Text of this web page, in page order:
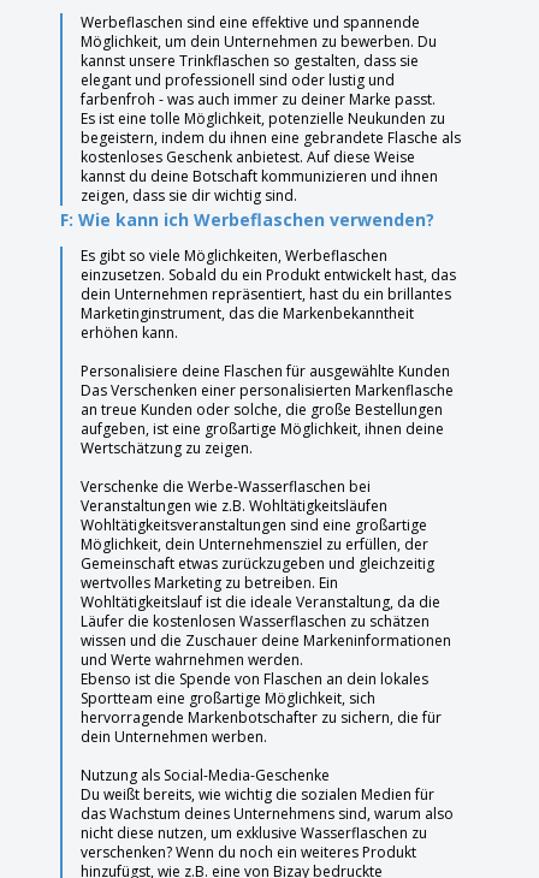
Werbeflaschen sind eine effektive und spannende
Möglichkeit, um dein Unternehmen zu bewerben. Du
kannst unsere Trinkflaschen so gestalten, dass sie
elegant und professionell sind oder lustig und
farbenfroh - was auch immer zu deiner Marke passt.
Es ist eine tolle Möglichkeit, potenzielle Neukunden zu
begeistern, indem du ihnen eine gebrandete Flasche als
kostenloses Geschenk anbietest. Auf diese Weise
kannst du deine Botschaft kommunizieren und ihnen
zeigen, dass sie dir wichtig sind.
F: Wie kann ich Werbeflaschen verwenden?
Es gibt so viele Möglichkeiten, Werbeflaschen
einzusetzen. Sobald du ein Produkt entwickelt hast, das
dein Unternehmen repräsentiert, hast du ein brillantes
Marketinginstrument, das die Markenbekanntheit
erhöhen kann.
Personalisiere deine Flaschen für ausgewählte Kunden
Das Verschenken einer personalisierten Markenflasche
an treue Kunden oder solche, die große Bestellungen
aufgeben, ist eine großartige Möglichkeit, ihnen deine
Wertschätzung zu zeigen.
Verschenke die Werbe-Wasserflaschen bei
Veranstaltungen wie z.B. Wohltätigkeitsläufen
Wohltätigkeitsveranstaltungen sind eine großartige
Möglichkeit, dein Unternehmensziel zu erfüllen, der
Gemeinschaft etwas zurückzugeben und gleichzeitig
wertvolles Marketing zu betreiben. Ein
Wohltätigkeitslauf ist die ideale Veranstaltung, da die
Läufer die kostenlosen Wasserflaschen zu schätzen
wissen und die Zuschauer deine Markeninformationen
und Werte wahrnehmen werden.
Ebenso ist die Spende von Flaschen an dein lokales
Sportteam eine großartige Möglichkeit, sich
hervorragende Markenbotschafter zu sichern, die für
dein Unternehmen werben.
Nutzung als Social-Media-Geschenke
Du weißt bereits, wie wichtig die sozialen Medien für
das Wachstum deines Unternehmens sind, warum also
nicht diese nutzen, um exklusive Wasserflaschen zu
verschenken? Wenn du noch ein weiteres Produkt
hinzufügst, wie z.B. eine von Bizay bedruckte